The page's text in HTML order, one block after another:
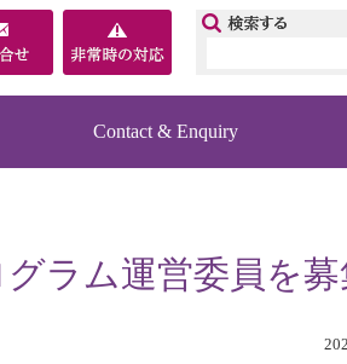
通・キャンパスマップ
サイトマップ
Contact & Enquiry
ラム運営委員を募